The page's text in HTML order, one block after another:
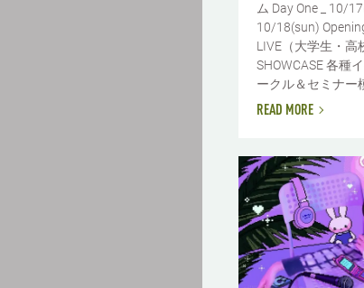
ム Day One _ 10/
10/18(sun)
LIVE（大学生・高
SHOWCASE 各種
ークル＆セミナー
READ MORE